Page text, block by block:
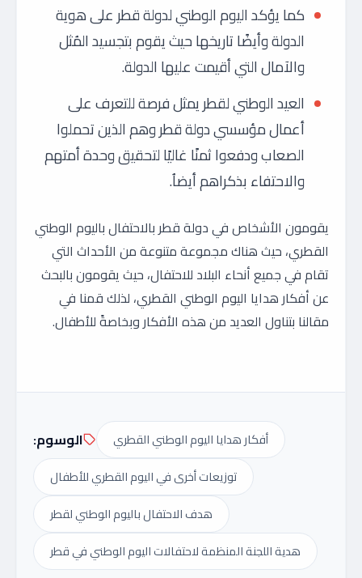
كما يؤكد اليوم الوطني لدولة قطر على هوية
الدولة وأيضًا تاريخها حيث يقوم بتجسيد المُثل
والآمال التي أقيمت عليها الدولة.
العيد الوطني لقطر يمثل فرصة للتعرف على
أعمال مؤسسي دولة قطر وهم الذين تحملوا
الصعاب ودفعوا ثمنًا غاليًا لتحقيق وحدة أمتهم
والاحتفاء بذكراهم أيضاُ.
يقومون الأشخاص في دولة قطر بالاحتفال باليوم الوطني
القطري، حيث هناك مجموعة متنوعة من الأحداث التي
تقام في جميع أنحاء البلاد للاحتفال، حيث يقومون بالبحث
عن أفكار هدايا اليوم الوطني القطري، لذلك قمنا في
مقالنا بتناول العديد من هذه الأفكار وبخاصةً للأطفال.
الوسوم:
أفكار هدايا اليوم الوطني القطري
توزيعات أخرى في اليوم القطري للأطفال
هدف الاحتفال باليوم الوطني لقطر
هدية اللجنة المنظمة لاحتفالات اليوم الوطني في قطر